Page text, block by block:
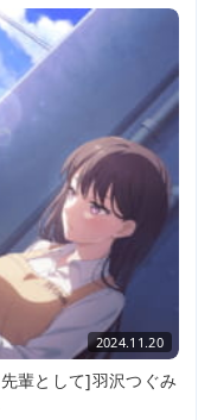
2024.11.20
輩として]羽沢つぐみ